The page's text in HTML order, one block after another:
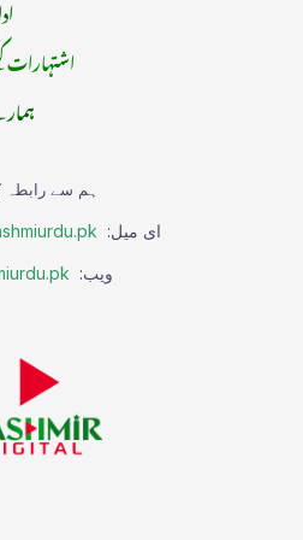
اشتہارات
ہم سے رابطہ
ای میل:
ویب: